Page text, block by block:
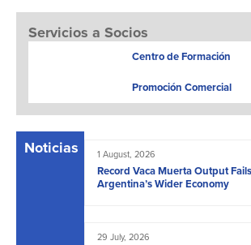
Servicios a Socios
Centro de Formación
Promoción Comercial
Noticias 1 August, 2026
Record Vaca Muerta Output
Argentina’s Wider Economy
29 July, 2026